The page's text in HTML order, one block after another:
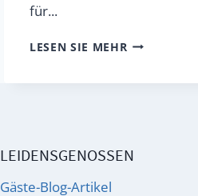
für...
LESEN SIE MEHR
UND
UNSERER
LEIDENSGENOSSEN
Gäste-Blog-Artikel